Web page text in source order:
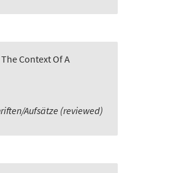
Context Of A
Aufsätze (reviewed)